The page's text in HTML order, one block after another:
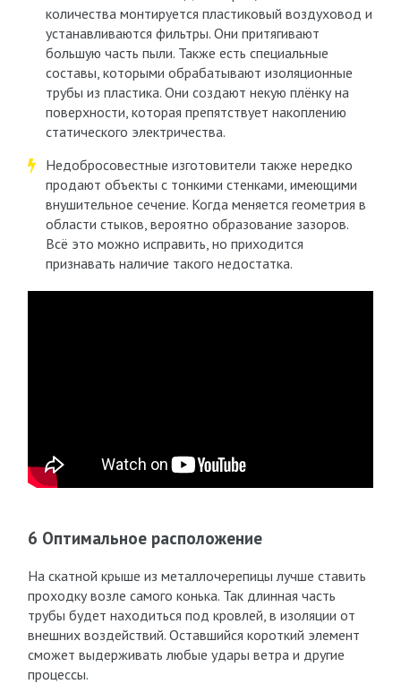
количества монтируется пластиковый воздуховод и
устанавливаются фильтры. Они притягивают
большую часть пыли. Также есть специальные
составы, которыми обрабатывают изоляционные
трубы из пластика. Они создают некую плёнку на
поверхности, которая препятствует накоплению
статического электричества.
Недобросовестные изготовители также нередко
продают объекты с тонкими стенками, имеющими
внушительное сечение. Когда меняется геометрия в
области стыков, вероятно образование зазоров.
Всё это можно исправить, но приходится
признавать наличие такого недостатка.
6 Оптимальное расположение
На скатной крыше из металлочерепицы лучше ставить
проходку возле самого конька. Так длинная часть
трубы будет находиться под кровлей, в изоляции от
внешних воздействий. Оставшийся короткий элемент
сможет выдерживать любые удары ветра и другие
процессы.